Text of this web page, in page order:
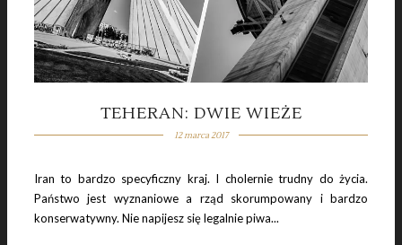
TEHERAN: DWIE WIEŻE
12 marca 2017
Iran to bardzo specyficzny kraj. I cholernie trudny do życia.
Państwo jest wyznaniowe a rząd skorumpowany i bardzo
konserwatywny. Nie napijesz się legalnie piwa...